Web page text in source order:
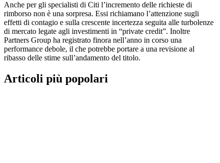
Anche per gli specialisti di Citi l’incremento delle richieste di
rimborso non è una sorpresa. Essi richiamano l’attenzione sugli
effetti di contagio e sulla crescente incertezza seguita alle turbolenze
di mercato legate agli investimenti in “private credit”. Inoltre
Partners Group ha registrato finora nell’anno in corso una
performance debole, il che potrebbe portare a una revisione al
ribasso delle stime sull’andamento del titolo.
Articoli più popolari